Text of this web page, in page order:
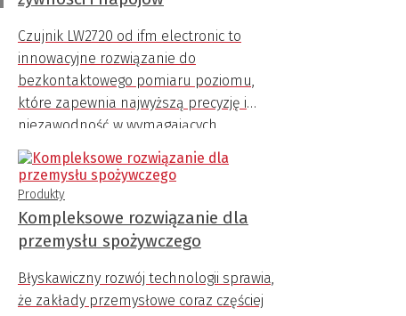
Czujnik LW2720 od ifm electronic to
innowacyjne rozwiązanie do
bezkontaktowego pomiaru poziomu,
które zapewnia najwyższą precyzję i
niezawodność w wymagających
warunkach przemysłowych.
Produkty
Kompleksowe rozwiązanie dla
przemysłu spożywczego
Błyskawiczny rozwój technologii sprawia,
że zakłady przemysłowe coraz częściej